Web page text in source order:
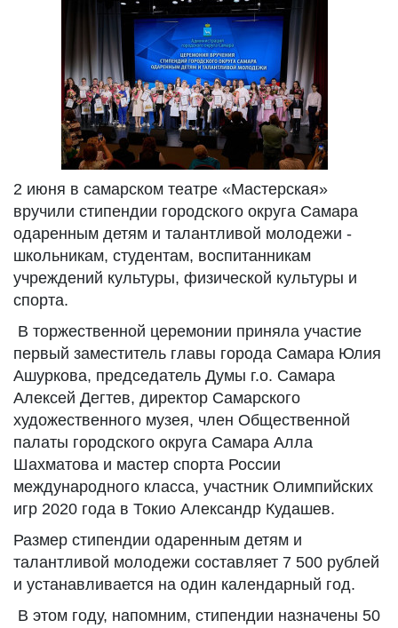
2 июня в самарском театре «Мастерская»
вручили стипендии городского округа Самара
одаренным детям и талантливой молодежи -
школьникам, студентам, воспитанникам
учреждений культуры, физической культуры и
спорта.
В торжественной церемонии приняла участие
первый заместитель главы города Самара Юлия
Ашуркова, председатель Думы г.о. Самара
Алексей Дегтев, директор Самарского
художественного музея, член Общественной
палаты городского округа Самара Алла
Шахматова и мастер спорта России
международного класса, участник Олимпийских
игр 2020 года в Токио Александр Кудашев.
Размер стипендии одаренным детям и
талантливой молодежи составляет 7 500 рублей
и устанавливается на один календарный год.
В этом году, напомним, стипендии назначены 50